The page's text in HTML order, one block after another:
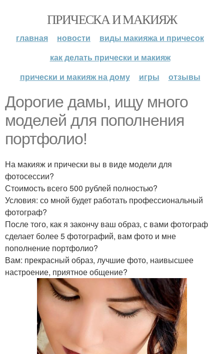
ПРИЧЕСКА И МАКИЯЖ
главная новости
виды макияжа и причесок
как делать прически и макияж
прически и макияж на дому
игры отзывы
Дорогие дамы, ищу много
моделей для пополнения
портфолио!
На макияж и прически вы в виде модели для
фотосессии?
Стоимость всего 500 рублей полностью?
Условия: со мной будет работать профессиональный
фотограф?
После того, как я закончу ваш образ, с вами фотограф
сделает более 5 фотографий, вам фото и мне
пополнение портфолио?
Вам: прекрасный образ, лучшие фото, наивысшее
настроение, приятное общение?